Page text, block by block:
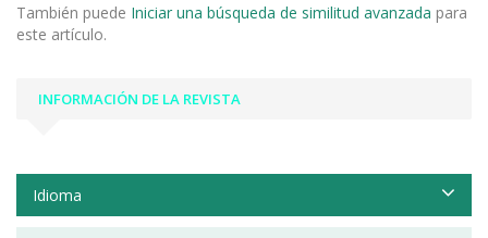
También puede Iniciar una búsqueda de similitud avanzada para
este artículo.
INFORMACIÓN DE LA REVISTA
Idioma